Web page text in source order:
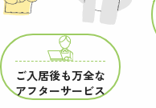
ご入居後も万全な
アフターサービス